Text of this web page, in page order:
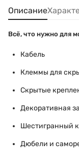
Описание
Всё, что нужно для
Кабель
Клеммы для
Скрытые
Декоративная
Шестигранный
Дюбели и